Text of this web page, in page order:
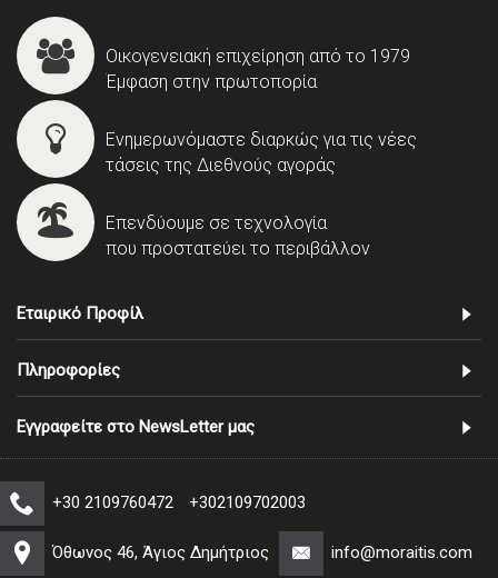
Οικογενειακή επιχείρηση από το 1979
Έμφαση στην πρωτοπορία
Ενημερωνόμαστε διαρκώς για τις νέες
τάσεις της Διεθνούς αγοράς
Επενδύουμε σε τεχνολογία
που προστατεύει το περιβάλλον
Εταιρικό Προφίλ
Πληροφορίες
Εγγραφείτε στο NewsLetter μας
+30 2109760472 +302109702003
Όθωνος 46, Άγιος Δημήτριος info@moraitis.com